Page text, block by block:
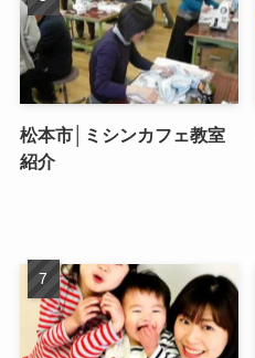
松本市│ミシンカフェ教室
紹介